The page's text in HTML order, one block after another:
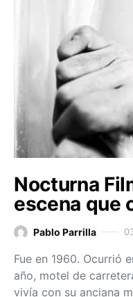
Nocturna
escena que
Pablo Parrilla
Fue en 1960. Ocurrió
año, motel de
vivía con su anciana